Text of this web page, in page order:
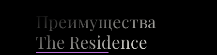
Преимущества
The Residence